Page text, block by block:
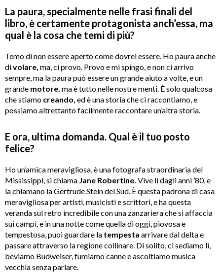
La paura, specialmente nelle frasi finali del
libro, è certamente protagonista anch’essa, ma
qual è la cosa che temi di più?
Temo di non essere aperto come dovrei essere. Ho paura anche
divolare, ma, ci provo. Provo e mi spingo, e non ci arrivo
sempre, ma la paura può essere un grande aiuto a volte, e un
grande motore, ma è tutto nelle nostre menti. È solo qualcosa
che stiamo creando, ed è una storia che ci raccontiamo, e
possiamo altrettanto facilmente raccontare un’altra storia.
E ora, ultima domanda. Qual è il tuo posto
felice?
Ho un’amica meravigliosa, è una fotografa straordinaria del
Mississippi, si chiama Jane Robertine. Vive lì dagli anni ’80, e
la chiamano la Gertrude Stein del Sud. È questa padrona di casa
meravigliosa per artisti, musicisti e scrittori, e ha questa
veranda sul retro incredibile con una zanzariera che si affaccia
sui campi, e in una notte come quella di oggi, piovosa e
tempestosa, puoi guardare la tempesta arrivare dal delta e
passare attraverso la regione collinare. Di solito, ci sediamo lì,
beviamo Budweiser, fumiamo canne e ascoltiamo musica
vecchia senza parlare.